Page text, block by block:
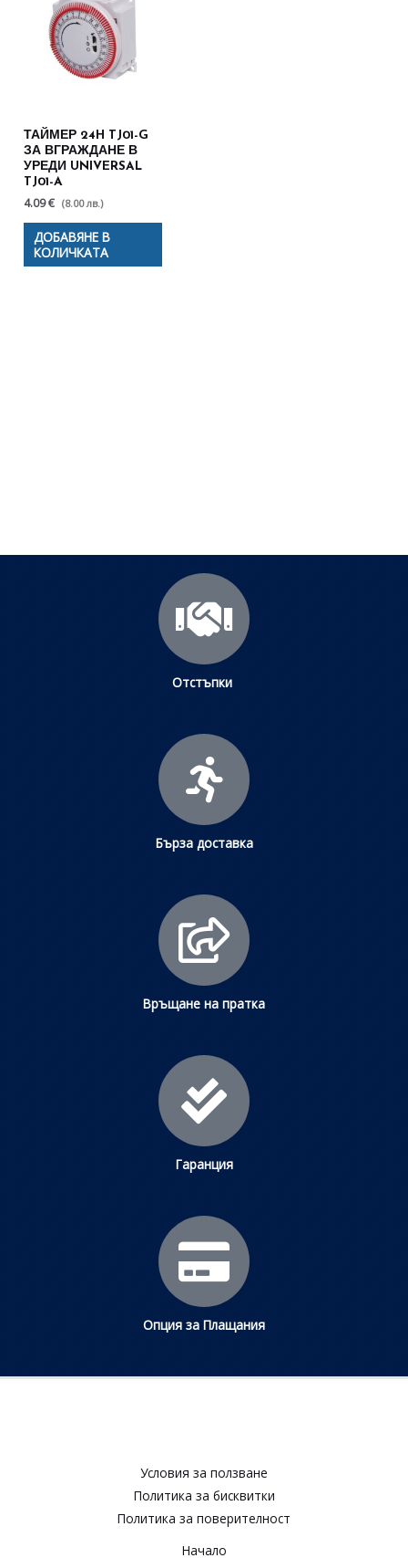
ТАЙМЕР 24H TJ01-G
ЗА ВГРАЖДАНЕ В
УРЕДИ UNIVERSAL
TJ01-A
4.09 € (8.00 лв.)
ДОБАВЯНЕ В
КОЛИЧКАТА
Отстъпки
Бърза доставка
Връщане на пратка
Гаранция
Опция за Плащания
Условия за ползване​
Политика за бисквитки​
Политика за поверителност​
Начало